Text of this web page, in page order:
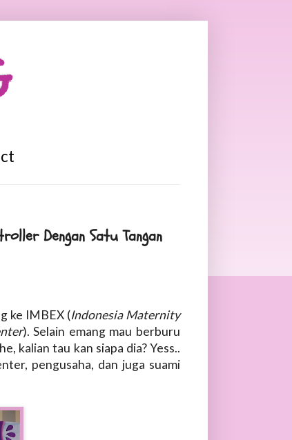
Dengan Satu Tangan
ke IMBEX (Indonesia Maternity
). Selain emang mau berburu
kalian tau kan siapa dia? Yess..
pengusaha, dan juga suami